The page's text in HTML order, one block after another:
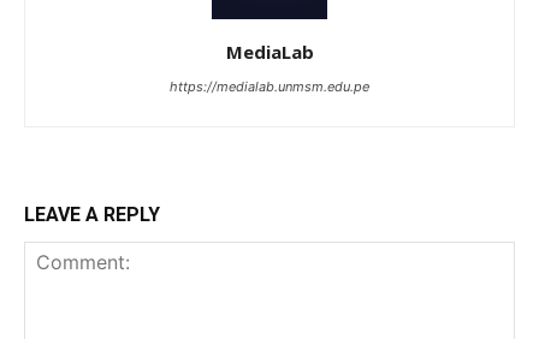
MediaLab
https://medialab.unmsm.edu.pe
LEAVE A REPLY